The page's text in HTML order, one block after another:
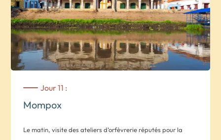
Jour 11 :
Mompox
Le matin, visite des ateliers d’orfèvrerie réputés pour la